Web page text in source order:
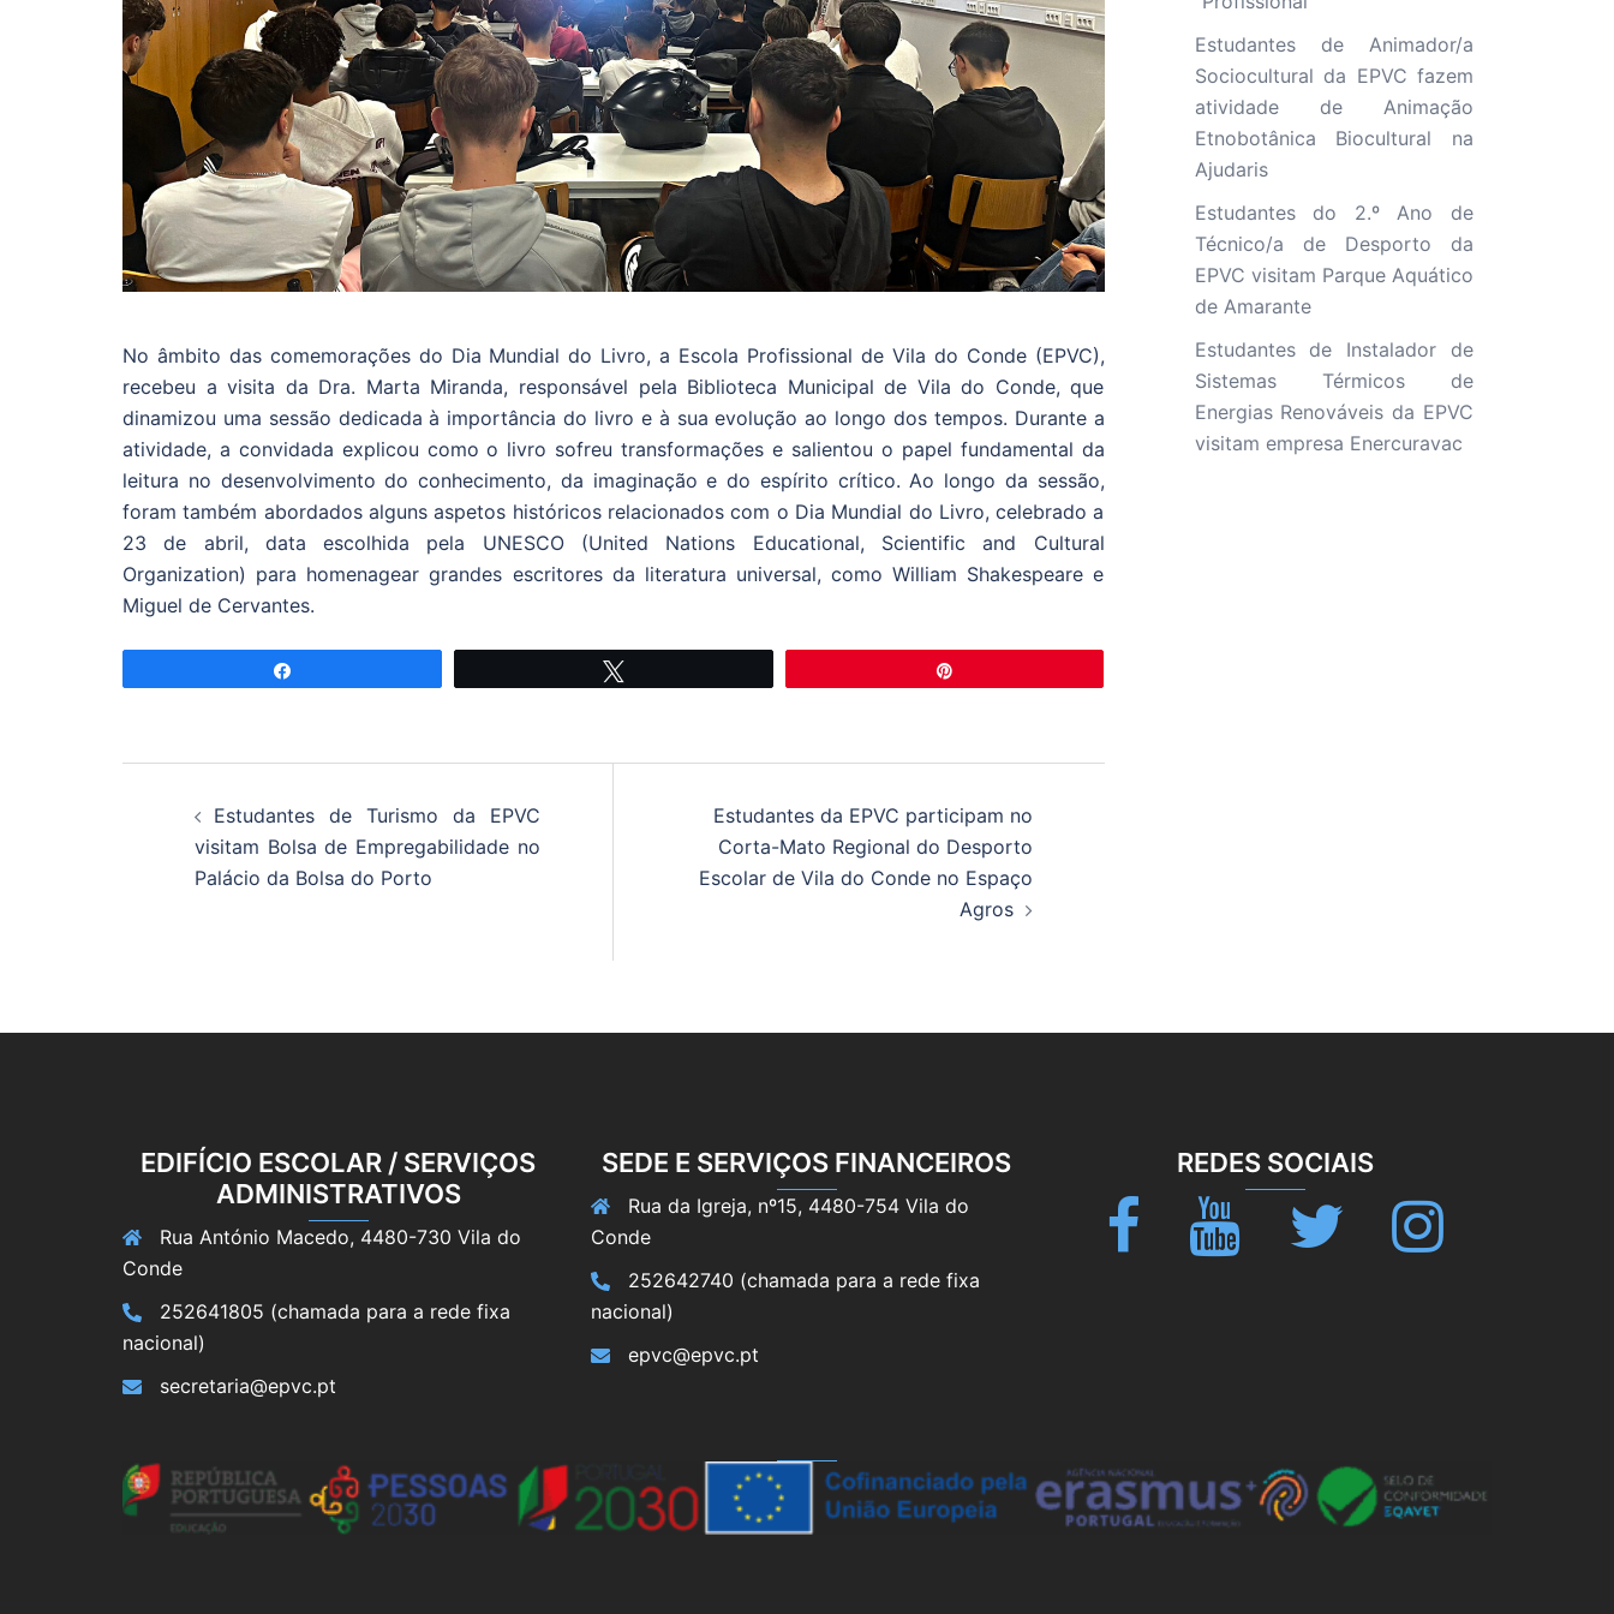
No âmbito das comemorações do Dia Mundial do Livro, a Escola Profissional de Vila do Conde (EPVC),
recebeu a visita da Dra. Marta Miranda, responsável pela Biblioteca Municipal de Vila do Conde, que
dinamizou uma sessão dedicada à importância do livro e à sua evolução ao longo dos tempos. Durante a
atividade, a convidada explicou como o livro sofreu transformações e salientou o papel fundamental da
leitura no desenvolvimento do conhecimento, da imaginação e do espírito crítico. Ao longo da sessão,
foram também abordados alguns aspetos históricos relacionados com o Dia Mundial do Livro, celebrado a
23 de abril, data escolhida pela UNESCO (United Nations Educational, Scientific and Cultural
Organization) para homenagear grandes escritores da literatura universal, como William Shakespeare e
Miguel de Cervantes.
artigos
Estudantes de Turismo da EPVC
visitam Bolsa de Empregabilidade no
Palácio da Bolsa do Porto
Estudantes da EPVC participam no
Corta-Mato Regional do Desporto
Escolar de Vila do Conde no Espaço
Agros
Estudantes de Animador/a
Sociocultural da EPVC fazem
atividade de Animação
Etnobotânica Biocultural na
Ajudaris
Estudantes do 2.º Ano de
Técnico/a de Desporto da
EPVC visitam Parque Aquático
de Amarante
Estudantes de Instalador de
Sistemas Térmicos de
Energias Renováveis da EPVC
visitam empresa Enercuravac
EDIFÍCIO ESCOLAR / SERVIÇOS
ADMINISTRATIVOS
Rua António Macedo, 4480-730 Vila do
Conde
252641805 (chamada para a rede fixa
nacional)
secretaria@epvc.pt
SEDE E SERVIÇOS FINANCEIROS
Rua da Igreja, nº15, 4480-754 Vila do
Conde
252642740 (chamada para a rede fixa
nacional)
epvc@epvc.pt
REDES SOCIAIS
Facebook Youtube Twitter